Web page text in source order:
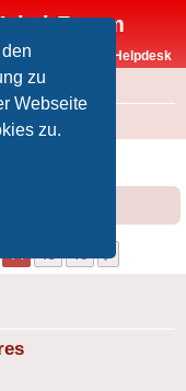
zu
Webseite
zu.
Forum
Vodafone-Kabel-Helpdesk
14 15 16